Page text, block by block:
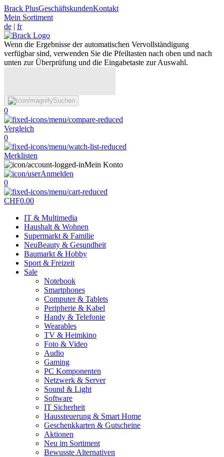
Brack PlusGeschäftskundenKontakt
Mein Sortiment
de | fr
Wenn die Ergebnisse der automatischen Vervollständigung
verfügbar sind, verwenden Sie die Pfeiltasten nach oben und nach
unten zur Überprüfung und die Eingabetaste zur Auswahl.
Suchen
0
Vergleich
0
Merklisten
Mein Konto
Anmelden
0
CHF0.00
IT & Multimedia
Haushalt & Wohnen
Supermarkt & Familie
NeuBeauty & Gesundheit
Baumarkt & Hobby
Sport & Freizeit
Sale
Notebook
Smartphones
Computer & Tablets
Peripherie & Kabel
Handy & Telefonie
Wearables
TV & Heimkino
Foto & Video
Audio
Gaming
PC Komponenten
Netzwerk & Server
Sound & Light
Software
IT Sicherheit
Haussteuerung & Smart Home
Geschenkkarten & Gutscheine
Aktionen
Neu im Sortiment
Bewusste Alternativen